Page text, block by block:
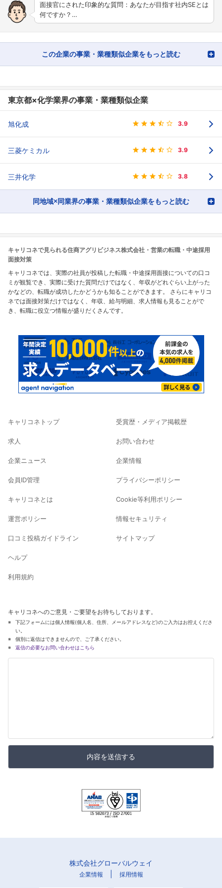
面接官にされた印象的な質問：あなたが目指す社内SEとは
何ですか？…
この企業の事業・業種類似企業をもっと読む
東京都×化学業界の事業・業種類似企業
旭化成 3.9
三菱ケミカル 3.9
三井化学 3.8
同地域×同業界の事業・業種類似企業をもっと読む
キャリコネで見られる住商アグリビジネス株式会社・営業の転職・中途採用
面接対策
キャリコネでは、実際の社員が投稿した転職・中途採用面接についての口コ
ミが観覧でき、実際に受けた質問だけではなく、年収がどれぐらい上がった
かなどの、転職が成功したかどうかも知ることができます。 さらにキャリコ
ネでは面接対策だけではなく、年収、給与明細、求人情報も見ることがで
き、転職に役立つ情報が盛りだくさんです。
キャリコネトップ
求人
企業ニュース
会員ID管理
キャリコネとは
運営ポリシー
口コミ投稿ガイドライン
ヘルプ
利用規約
受賞歴・メディア掲載歴
お問い合わせ
企業情報
プライバシーポリシー
Cookie等利用ポリシー
情報セキュリティ
サイトマップ
キャリコネへのご意見・ご要望をお待ちしております。
下記フォームには個人情報(個人名、住所、メールアドレスなど)のご入力はお控えくださ
い。
個別に返信はできませんので、ご了承ください。
返信の必要なお問い合わせはこちら
内容を送信する
株式会社グローバルウェイ
企業情報 採用情報